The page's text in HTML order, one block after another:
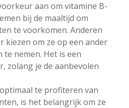
aan om vitamine B-
bij de maaltijd om
te voorkomen. Anderen
kiezen om ze op een ander
te nemen. Het is een
zolang je de aanbevolen
te profiteren van
is het belangrijk om ze